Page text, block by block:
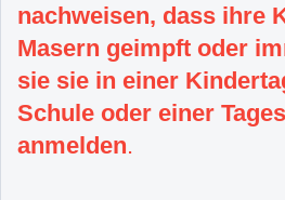
nachweisen, dass ihre
Masern geimpft oder
sie sie in einer
Schule oder einer
anmelden.